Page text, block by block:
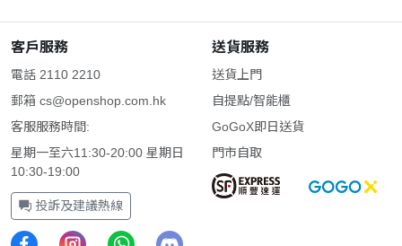
客戶服務
電話 2110 2210
郵箱 cs@openshop.com.hk
客服服務時間:
星期一至六11:30-20:00 星期日
10:30-19:00
投訴及建議熱線
送貨服務
送貨上門
自提點/智能櫃
GoGoX即日送貨
門市自取